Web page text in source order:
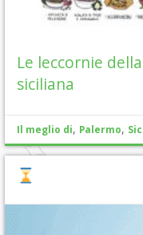
Le leccornie
siciliana
Il meglio di, Palermo,